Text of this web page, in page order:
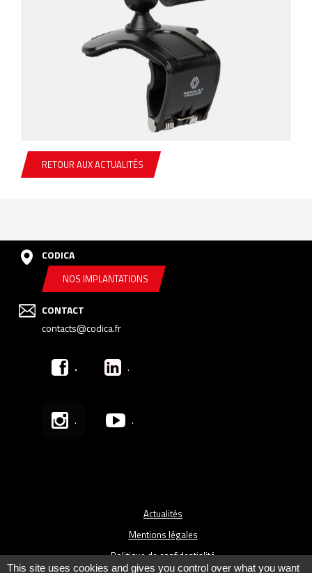
RETOUR AUX ACTUALITÉS
CODICA
NOS IMPLANTATIONS
CONTACT
contacts@codica.fr
. .
. .
Actualités
Mentions légales
Politique de confidentialité
This site uses cookies and gives you control over what you want